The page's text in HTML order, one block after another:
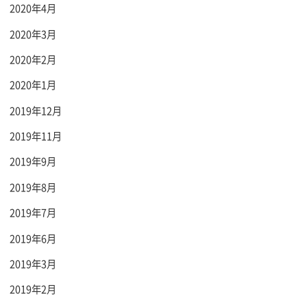
2020年4月
2020年3月
2020年2月
2020年1月
2019年12月
2019年11月
2019年9月
2019年8月
2019年7月
2019年6月
2019年3月
2019年2月